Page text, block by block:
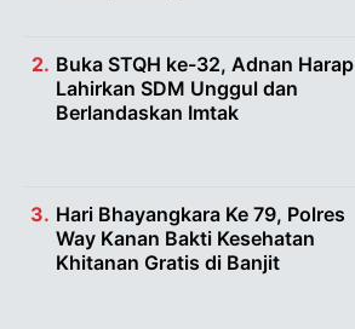
Buka STQH ke-32, Adnan Harap
Lahirkan SDM Unggul dan
Berlandaskan Imtak
Hari Bhayangkara Ke 79, Polres
Way Kanan Bakti Kesehatan
Khitanan Gratis di Banjit